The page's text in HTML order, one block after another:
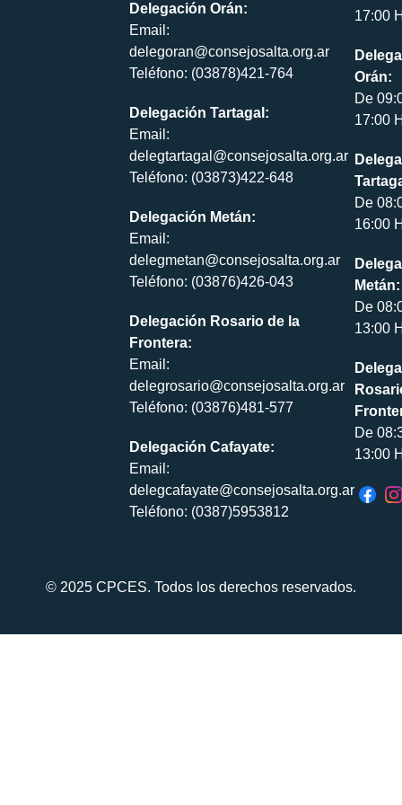
Delegación Orán:
Email:
delegoran@consejosalta.org.ar
Teléfono: (03878)421-764
Delegación Tartagal:
Email:
delegtartagal@consejosalta.org.ar
Teléfono: (03873)422-648
Delegación Metán:
Email:
delegmetan@consejosalta.org.ar
Teléfono: (03876)426-043
Delegación Rosario de la
Frontera:
Email:
delegrosario@consejosalta.org.ar
Teléfono: (03876)481-577
Delegación Cafayate:
Email:
delegcafayate@consejosalta.org.ar
Teléfono: (0387)5953812
17:00
Orán:
De
17:00
De
16:00
Metán:
De
13:00
De
13:00
© 2025 CPCES. Todos los derechos reservados.